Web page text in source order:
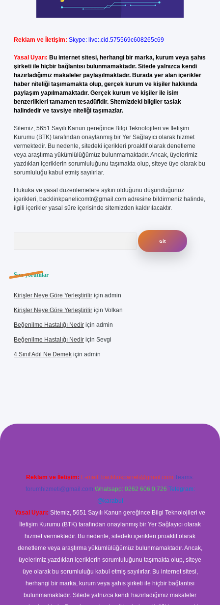
Reklam ve İletişim: Skype: live:.cid.575569c608265c69
Yasal Uyarı: Bu internet sitesi, herhangi bir marka, kurum veya şahıs
şirketi ile hiçbir bağlantısı bulunmamaktadır. Sitede yalnızca kendi
hazırladığımız makaleler paylaşılmaktadır. Burada yer alan içerikler
haber niteliği taşımamakta olup, gerçek kurum ve kişiler hakkında
paylaşım yapılmamaktadır. Gerçek kurum ve kişiler ile isim
benzerlikleri tamamen tesadüfidir. Sitemizdeki bilgiler taslak
halindedir ve tavsiye niteliği taşımazlar.
Sitemiz, 5651 Sayılı Kanun gereğince Bilgi Teknolojileri ve İletişim
Kurumu (BTK) tarafından onaylanmış bir Yer Sağlayıcı olarak hizmet
vermektedir. Bu nedenle, sitedeki içerikleri proaktif olarak denetleme
veya araştırma yükümlülüğümüz bulunmamaktadır. Ancak, üyelerimiz
yazdıkları içeriklerin sorumluluğunu taşımakta olup, siteye üye olarak bu
sorumluluğu kabul etmiş sayılırlar.
Hukuka ve yasal düzenlemelere aykırı olduğunu düşündüğünüz
içerikleri, backlinkpanelicomtr@gmail.com adresine bildirmeniz halinde,
ilgili içerikler yasal süre içerisinde sitemizden kaldırılacaktır.
Son yorumlar
Kirişler Neye Göre Yerleştirilir için admin
Kirişler Neye Göre Yerleştirilir için Volkan
Beğenilme Hastalığı Nedir için admin
Beğenilme Hastalığı Nedir için Sevgi
4 Sınıf Adıl Ne Demek için admin
Reklam ve İletişim: E-mail: backlinkpaneli@gmail.com Teams:
forumhizmeti@gmail.com Whatsapp: 0262 606 0 726 Telegram:
@karabul
Yasal Uyarı: Sitemiz, 5651 Sayılı Kanun gereğince Bilgi Teknolojileri ve
İletişim Kurumu (BTK) tarafından onaylanmış bir Yer Sağlayıcı olarak
hizmet vermektedir. Bu nedenle, sitedeki içerikleri proaktif olarak
denetleme veya araştırma yükümlülüğümüz bulunmamaktadır. Ancak,
üyelerimiz yazdıkları içeriklerin sorumluluğunu taşımakta olup, siteye
üye olarak bu sorumluluğu kabul etmiş sayılırlar. Bu internet sitesi,
herhangi bir marka, kurum veya şahıs şirketi ile hiçbir bağlantısı
bulunmamaktadır. Sitede yalnızca kendi hazırladığımız makaleler